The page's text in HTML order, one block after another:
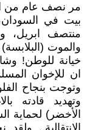
مر نصف عام من
بيت في
منتصف ابريل،
والموت
خيانة للوطن!
ان للإخوان
وتوجت بنجاح
وتهديد قادته
الأخضر) لحماية